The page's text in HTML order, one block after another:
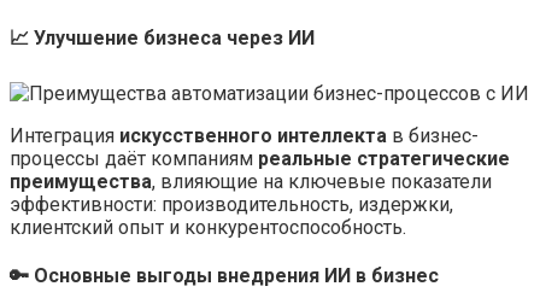
📈 Улучшение бизнеса через ИИ
Интеграция искусственного интеллекта в бизнес-
процессы даёт компаниям реальные стратегические
преимущества, влияющие на ключевые показатели
эффективности: производительность, издержки,
клиентский опыт и конкурентоспособность.
🔑 Основные выгоды внедрения ИИ в бизнес